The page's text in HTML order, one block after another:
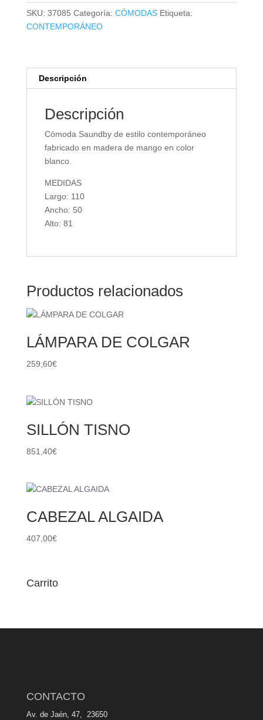
SKU: 37085 Categoría: CÓMODAS Etiqueta:
CONTEMPORÁNEO
Descripción
Descripción
Cómoda Saundby de estilo contemporáneo
fabricado en madera de mango en color
blanco.
MEDIDAS
Largo: 110
Ancho: 50
Alto: 81
Productos relacionados
LÁMPARA DE COLGAR
259,60€
SILLÓN TISNO
851,40€
CABEZAL ALGAIDA
407,00€
Carrito
CONTACTO
Av. de Jaén, 47, 23650